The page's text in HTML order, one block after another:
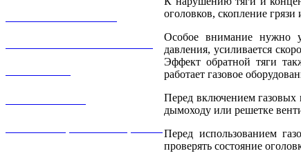
оголовков, скопление
Особое внимание нужно
давления, усиливается
Эффект обратной тяги
работает газовое
Перед включением газовых
дымоходу или решетке
Перед использованием
проверять состояние